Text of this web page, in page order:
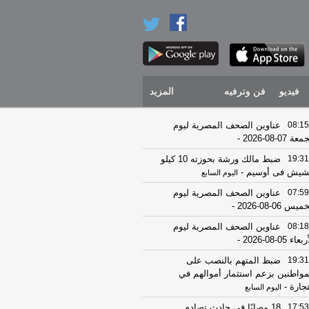
فيديو فن وترفيه المزيد
08:15
عناوين الصحف المصرية ليوم
07-08-2026
-
19:31
ضبط مالك ورشة بحوزته 10 كيلو
فى أوسيم - اليوم السابع
07:59
عناوين الصحف المصرية ليوم
06-08-2026
-
08:18
عناوين الصحف المصرية ليوم
05-08-2026
-
19:31
ضبط المتهم بالنصب على
بزعم استثمار أموالهم في
- اليوم السابع
17:53